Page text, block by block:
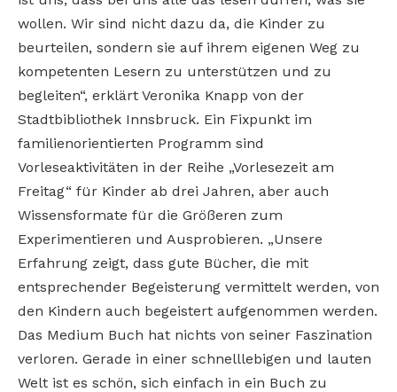
wollen. Wir sind nicht dazu da, die Kinder zu
beurteilen, sondern sie auf ihrem eigenen Weg zu
kompetenten Lesern zu unterstützen und zu
begleiten“, erklärt Veronika Knapp von der
Stadtbibliothek Innsbruck. Ein Fixpunkt im
familienorientierten Programm sind
Vorleseaktivitäten in der Reihe „Vorlesezeit am
Freitag“ für Kinder ab drei Jahren, aber auch
Wissensformate für die Größeren zum
Experimentieren und Ausprobieren. „Unsere
Erfahrung zeigt, dass gute Bücher, die mit
entsprechender Begeisterung vermittelt werden, von
den Kindern auch begeistert aufgenommen werden.
Das Medium Buch hat nichts von seiner Faszination
verloren. Gerade in einer schnelllebigen und lauten
Welt ist es schön, sich einfach in ein Buch zu